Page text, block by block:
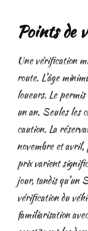
Points de
Une vérification
route. L’âge
loueurs. Le
un an. Seules les
caution. La
novembre et avril,
prix varient
jour, tandis
vérification du
familiarisation